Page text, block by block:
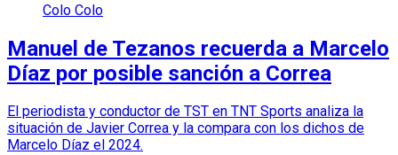
Colo Colo
Manuel de Tezanos recuerda a Marcelo
Díaz por posible sanción a Correa
El periodista y conductor de TST en TNT Sports analiza la
situación de Javier Correa y la compara con los dichos de
Marcelo Díaz el 2024.